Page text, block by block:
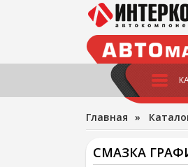
Главная »
СМАЗКА